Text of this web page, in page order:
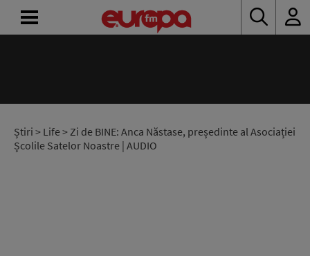
Știri > Life> Zi de BINE: Anca Năstase, președinte al Asociației
Școlile Satelor Noastre | AUDIO
RADIO